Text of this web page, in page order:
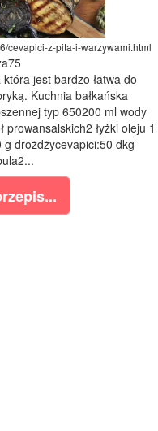
cevapici-z-pita-i-warzywami.html
jest bardzo łatwa do
Kuchnia bałkańska
typ 650200 ml wody
prowansalskich2 łyżki oleju 1
g drożdżycevapici:50 dkg